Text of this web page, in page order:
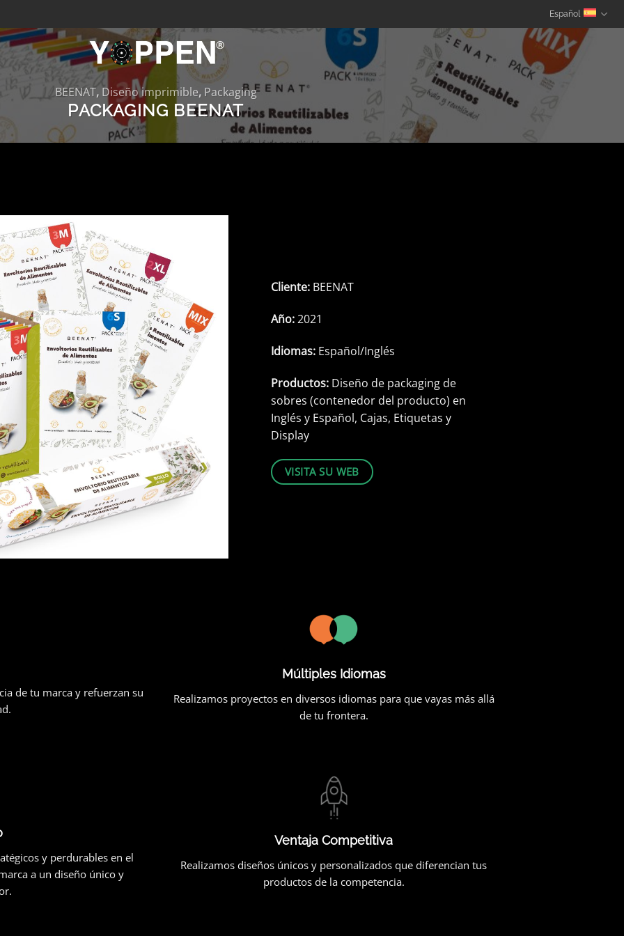
Español
BEENAT, Diseño imprimible, Packaging
PACKAGING BEENAT
Cliente: BEENAT
Año:2021
Idiomas: Español/Inglés
Productos: Diseño de packaging de
sobres (contenedor del producto) en
Inglés y Español, Cajas, Etiquetas y
Display
VISITA SU WEB
de tu marca y refuerzan su
Múltiples Idiomas
Realizamos proyectos en diversos idiomas para que vayas más allá
de tu frontera.
y perdurables en el
a un diseño único y
Ventaja Competitiva
Realizamos diseños únicos y personalizados que diferencian tus
productos de la competencia.